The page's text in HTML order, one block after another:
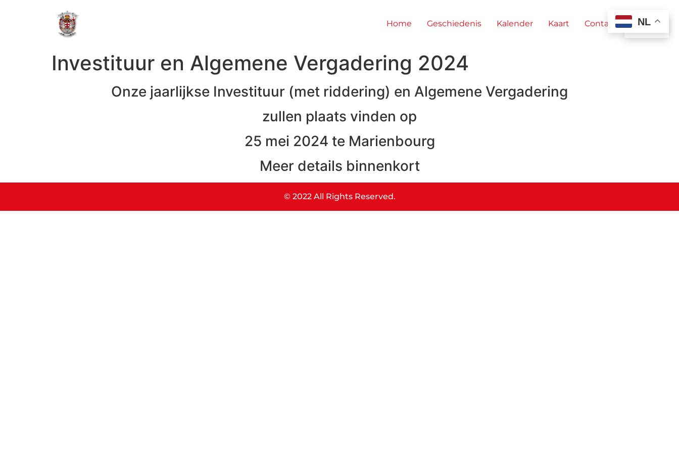
Home Geschiedenis Kalender Kaart Contact
Investituur en Algemene Vergadering 2024
Onze jaarlijkse Investituur (met riddering) en Algemene Vergadering
zullen plaats vinden op
25 mei 2024 te Marienbourg
Meer details binnenkort
© 2022 All Rights Reserved.
NL